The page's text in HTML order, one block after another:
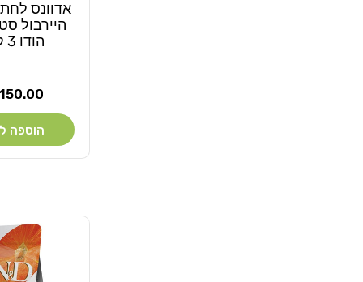
אדוונס
היירבול
הודו 3 ק"ג
מחיר
150.00 ₪
הוספה